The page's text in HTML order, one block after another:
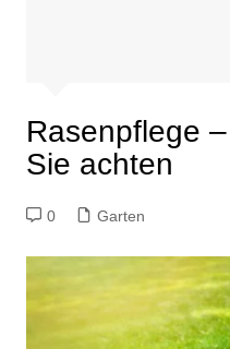
Rasenpflege
Sie achten
0 Garten